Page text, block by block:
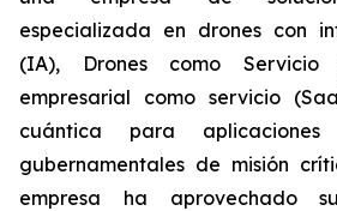
especializada en drones con
(IA), Drones como Servicio
empresarial como servicio
cuántica para aplicaciones
gubernamentales de misión
empresa ha aprovechado